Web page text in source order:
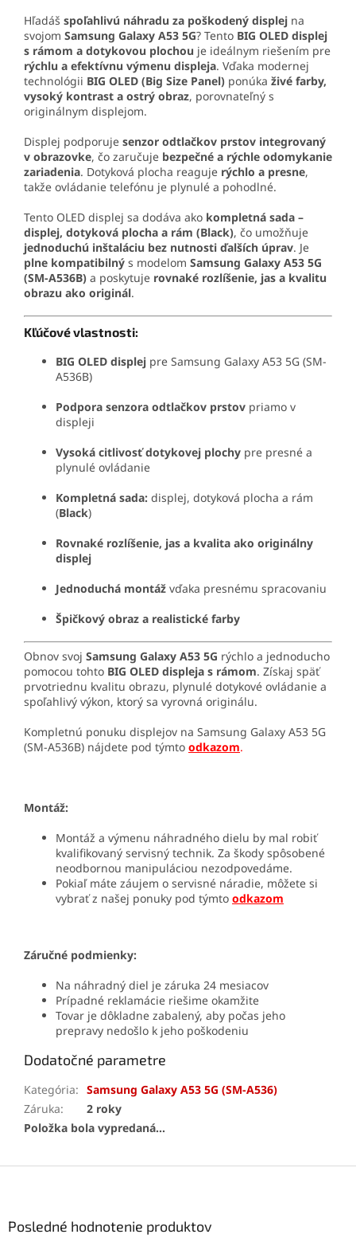
Hľadáš spoľahlivú náhradu za poškodený displej na
svojom Samsung Galaxy A53 5G? Tento BIG OLED displej
s rámom a dotykovou plochou je ideálnym riešením pre
rýchlu a efektívnu výmenu displeja. Vďaka modernej
technológii BIG OLED (Big Size Panel) ponúka živé farby,
vysoký kontrast a ostrý obraz, porovnateľný s
originálnym displejom.
Displej podporuje senzor odtlačkov prstov integrovaný
v obrazovke, čo zaručuje bezpečné a rýchle odomykanie
zariadenia. Dotyková plocha reaguje rýchlo a presne,
takže ovládanie telefónu je plynulé a pohodlné.
Tento OLED displej sa dodáva ako kompletná sada –
displej, dotyková plocha a rám (Black), čo umožňuje
jednoduchú inštaláciu bez nutnosti ďalších úprav. Je
plne kompatibilný s modelom Samsung Galaxy A53 5G
(SM-A536B) a poskytuje rovnaké rozlíšenie, jas a kvalitu
obrazu ako originál.
Kľúčové vlastnosti:
BIG OLED displej pre Samsung Galaxy A53 5G (SM-
A536B)
Podpora senzora odtlačkov prstov priamo v
displeji
Vysoká citlivosť dotykovej plochy pre presné a
plynulé ovládanie
Kompletná sada: displej, dotyková plocha a rám
(Black)
Rovnaké rozlíšenie, jas a kvalita ako originálny
displej
Jednoduchá montáž vďaka presnému spracovaniu
Špičkový obraz a realistické farby
Obnov svoj Samsung Galaxy A53 5G rýchlo a jednoducho
pomocou tohto BIG OLED displeja s rámom. Získaj späť
prvotriednu kvalitu obrazu, plynulé dotykové ovládanie a
spoľahlivý výkon, ktorý sa vyrovná originálu.
Kompletnú ponuku displejov na Samsung Galaxy A53 5G
(SM-A536B) nájdete pod týmto odkazom.
Montáž:
Montáž a výmenu náhradného dielu by mal robiť
kvalifikovaný servisný technik. Za škody spôsobené
neodbornou manipuláciou nezodpovedáme.
Pokiaľ máte záujem o servisné náradie, môžete si
vybrať z našej ponuky pod týmto odkazom
Záručné podmienky:
Na náhradný diel je záruka 24 mesiacov
Prípadné reklamácie riešime okamžite
Tovar je dôkladne zabalený, aby počas jeho
prepravy nedošlo k jeho poškodeniu
Dodatočné parametre
Kategória: Samsung Galaxy A53 5G (SM-A536)
Záruka:
2 roky
Položka bola vypredaná…
Posledné hodnotenie produktov